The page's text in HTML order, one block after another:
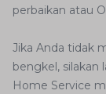
perbaikan atau
Jika Anda tidak
bengkel, silakan
Home Service